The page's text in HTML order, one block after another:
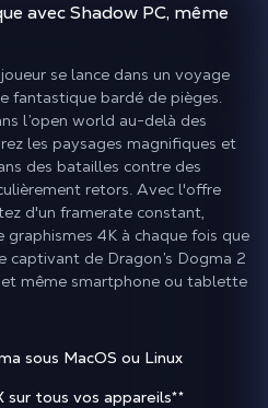
avec Shadow PC, même
se lance dans un voyage
fantastique bardé de pièges.
l’open world au-delà des
les paysages magnifiques et
des batailles contre des
retors. Avec l'offre
d'un framerate constant,
4K à chaque fois que
captivant de Dragon’s Dogma 2
et même smartphone ou tablette
sous MacOS ou Linux
sur tous vos appareils**